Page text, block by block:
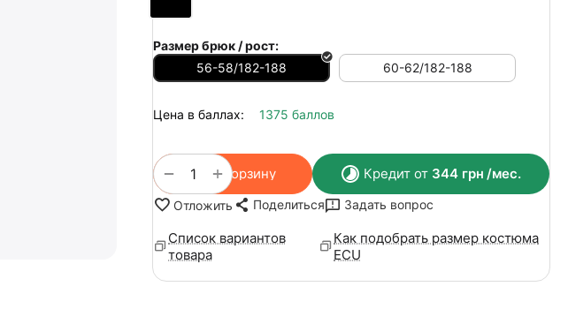
Размер брюк / рост:
56-58/182-188
60-62/182-188
Цена в баллах: 1375 баллов
+
− В корзину Кредит от 344грн /мес.
Отложить Поделиться Задать вопрос
Список вариантов
товара
Как подобрать размер костюма
ECU